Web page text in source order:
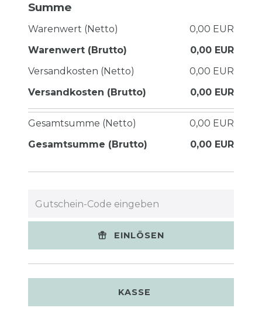
Summe
Warenwert (Netto)
0,00 EUR
Warenwert (Brutto)
0,00 EUR
Versandkosten (Netto)
0,00 EUR
Versandkosten (Brutto)
0,00 EUR
Gesamtsumme (Netto)
0,00 EUR
Gesamtsumme (Brutto)
0,00 EUR
EINLÖSEN
KASSE